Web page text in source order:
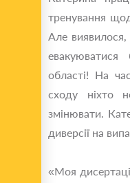
тренування
Але виявилося,
області! На
сходу ніхто
змінювати.
диверсії на
«Моя